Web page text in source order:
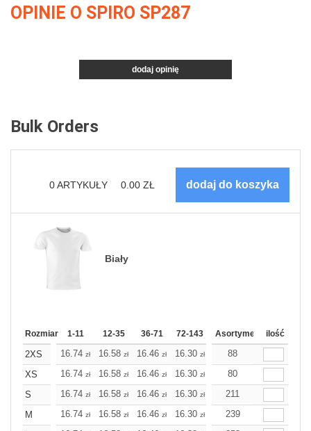
OPINIE O SPIRO SP287
dodaj opinię
Bulk Orders
0ARTYKUŁY 0.00 ZŁ
Biały
Rozmiar 1-11 12-35 36-71 72-143 144-287 288 Dodaj
Asortyment ilość
2XS 16.74 zł 16.58 zł 16.46 zł 16.30 zł 16.14
88
XS
16.74 zł 16.58 zł 16.46 zł 16.30 zł 16.14
80
S
16.74 zł 16.58 zł 16.46 zł 16.30 zł 16.14
211
M
16.74 zł 16.58 zł 16.46 zł 16.30 zł 16.14zł
239